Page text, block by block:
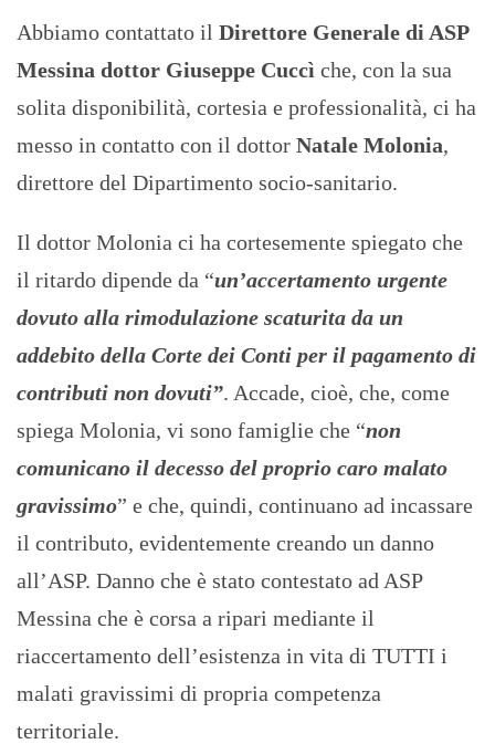
Abbiamo contattato il Direttore Generale di ASP
Messina dottor Giuseppe Cuccì che, con la sua
solita disponibilità, cortesia e professionalità, ci ha
messo in contatto con il dottor Natale Molonia,
direttore del Dipartimento socio-sanitario.
Il dottor Molonia ci ha cortesemente spiegato che
il ritardo dipende da “un’accertamento urgente
dovuto alla rimodulazione scaturita da un
addebito della Corte dei Conti per il pagamento di
contributi non dovuti”. Accade, cioè, che, come
spiega Molonia, vi sono famiglie che “non
comunicano il decesso del proprio caro malato
gravissimo” e che, quindi, continuano ad incassare
il contributo, evidentemente creando un danno
all’ASP. Danno che è stato contestato ad ASP
Messina che è corsa a ripari mediante il
riaccertamento dell’esistenza in vita di TUTTI i
malati gravissimi di propria competenza
territoriale.